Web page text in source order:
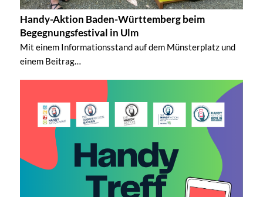
Handy-Aktion Baden-Württemberg beim
Begegnungsfestival in Ulm
Mit einem Informationsstand auf dem Münsterplatz und
einem Beitrag…